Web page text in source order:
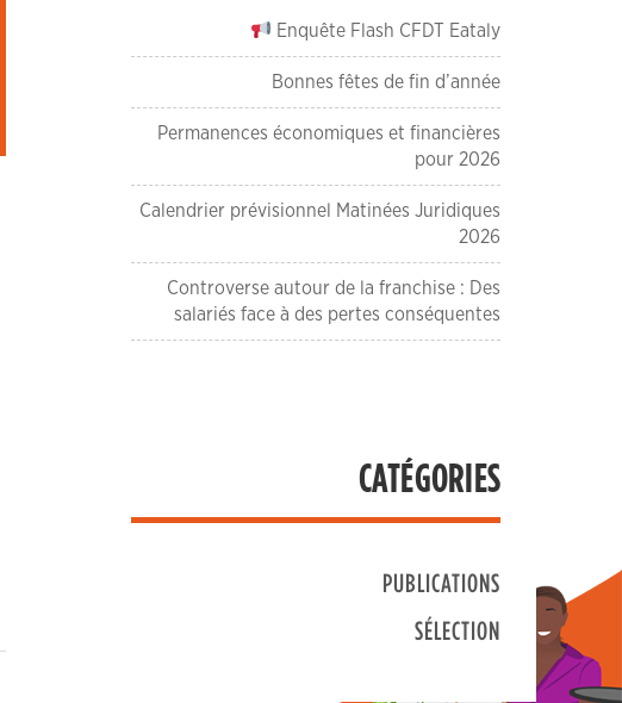
Enquête Flash CFDT Eataly
Bonnes fêtes de fin d’année
Permanences économiques et financières
pour 2026
Calendrier prévisionnel Matinées Juridiques
2026
Controverse autour de la franchise : Des
salariés face à des pertes conséquentes
CATÉGORIES
PUBLICATIONS
SÉLECTION